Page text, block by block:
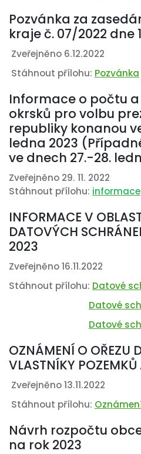
Pozvánka za
kraje č. 07/2022 dne
Zveřejněno 6.12.2022
Stáhnout přílohu: Pozvánka
Informace o počtu
okrsků pro volbu
republiky konanou
ledna 2023
ve dnech 27.-28.
Zveřejněno 29. 11. 2022
Stáhnout přílohu: informace
INFORMACE V
DATOVÝCH
2023
Zveřejněno 16.11.2022
Stáhnout přílohu: Datové
Datové
Datové
OZNÁMENÍ O OŘEZU
VLASTNÍKY
Zveřejněno 13.11.2022
Stáhnout přílohu:
Návrh rozpočtu
na rok 2023